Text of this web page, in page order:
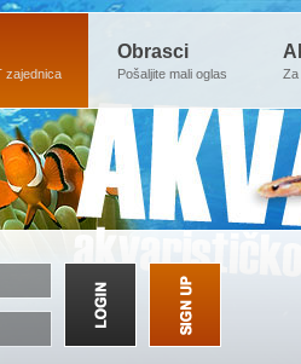
zajednica
Obrasci
Pošaljite mali oglas Za